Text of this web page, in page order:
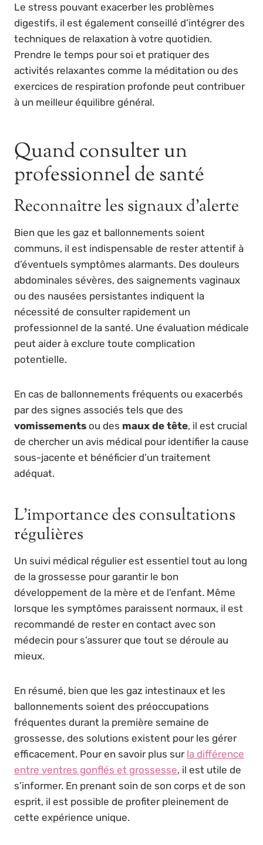
Le stress pouvant exacerber les problèmes
digestifs, il est également conseillé d’intégrer des
techniques de relaxation à votre quotidien.
Prendre le temps pour soi et pratiquer des
activités relaxantes comme la méditation ou des
exercices de respiration profonde peut contribuer
à un meilleur équilibre général.
Quand consulter un
professionnel de santé
Reconnaître les signaux d’alerte
Bien que les gaz et ballonnements soient
communs, il est indispensable de rester attentif à
d’éventuels symptômes alarmants. Des douleurs
abdominales sévères, des saignements vaginaux
ou des nausées persistantes indiquent la
nécessité de consulter rapidement un
professionnel de la santé. Une évaluation médicale
peut aider à exclure toute complication
potentielle.
En cas de ballonnements fréquents ou exacerbés
par des signes associés tels que des
vomissements ou des maux de tête, il est crucial
de chercher un avis médical pour identifier la cause
sous-jacente et bénéficier d’un traitement
adéquat.
L’importance des consultations
régulières
Un suivi médical régulier est essentiel tout au long
de la grossesse pour garantir le bon
développement de la mère et de l’enfant. Même
lorsque les symptômes paraissent normaux, il est
recommandé de rester en contact avec son
médecin pour s’assurer que tout se déroule au
mieux.
En résumé, bien que les gaz intestinaux et les
ballonnements soient des préoccupations
fréquentes durant la première semaine de
grossesse, des solutions existent pour les gérer
efficacement. Pour en savoir plus sur la différence
entre ventres gonflés et grossesse, il est utile de
s’informer. En prenant soin de son corps et de son
esprit, il est possible de profiter pleinement de
cette expérience unique.